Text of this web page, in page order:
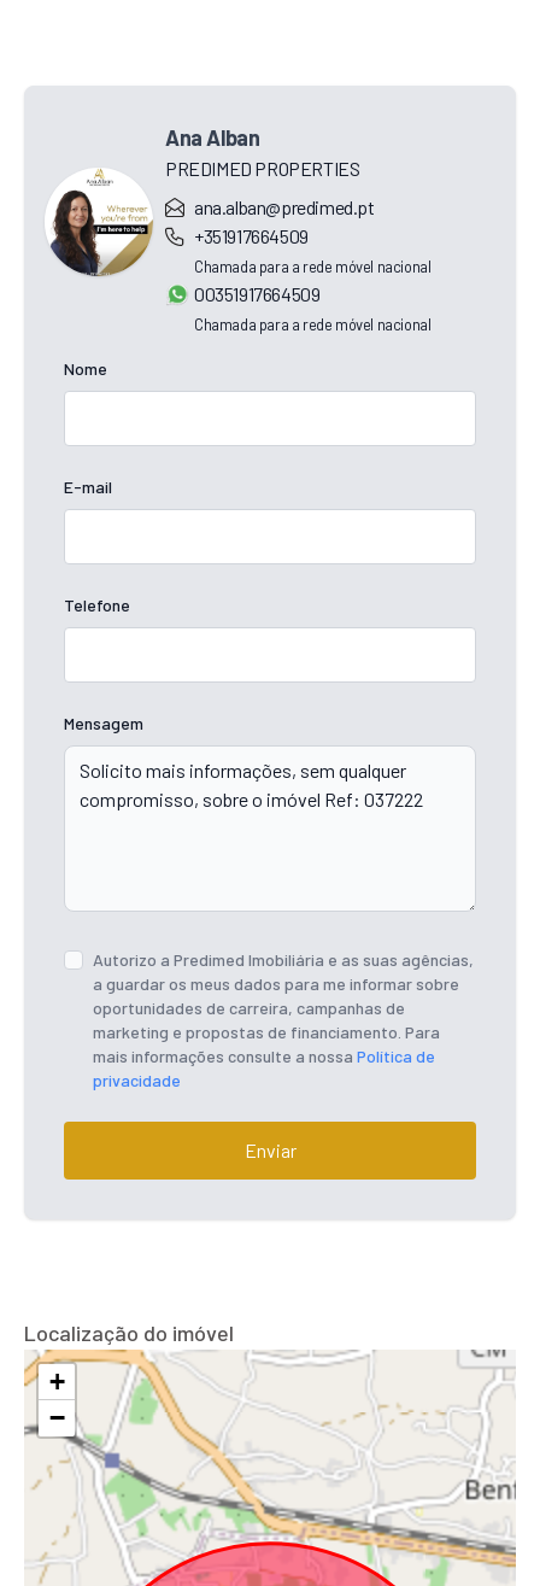
Ana Alban
PREDIMED PROPERTIES
ana.alban@predimed.pt
+351917664509
Chamada para a rede móvel nacional
00351917664509
Chamada para a rede móvel nacional
Nome
E-mail
Telefone
Mensagem
Autorizo a Predimed Imobiliária e as suas agências,
a guardar os meus dados para me informar sobre
oportunidades de carreira, campanhas de
marketing e propostas de financiamento. Para
mais informações consulte a nossa Política de
privacidade
Enviar
Localização do imóvel
+
−